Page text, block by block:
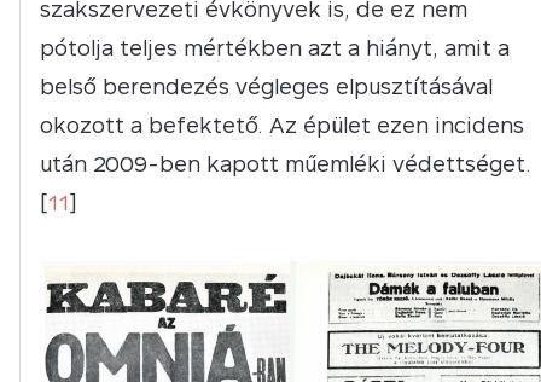
szakszervezeti évkönyvek is, de ez nem
pótolja teljes mértékben azt a hiányt, amit a
belső berendezés végleges elpusztításával
okozott a befektető. Az épület ezen incidens
után 2009-ben kapott műemléki védettséget.
[11]